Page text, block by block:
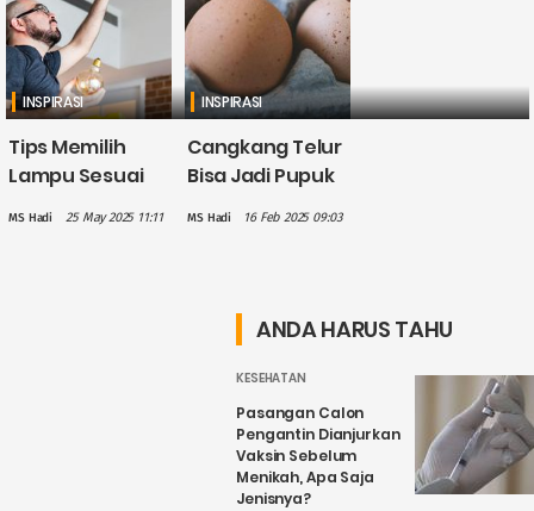
INSPIRASI
Tips Memilih
Lampu Sesuai
Ruangan agar
MS Hadi 25 May 2025 11:11
INSPIRASI
Cangkang Telur
Bisa Jadi Pupuk
Alami untuk
MS Hadi 16 Feb 2025 09:03
ANDA HARUS TAHU
KESEHATAN
Pasangan Calon
Pengantin Dianjurkan
Vaksin Sebelum
Menikah, Apa Saja
Jenisnya?